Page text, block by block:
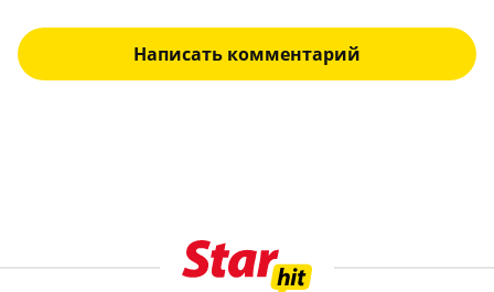
Написать комментарий